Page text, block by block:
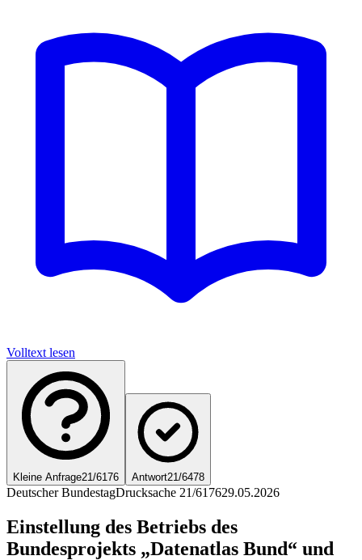
Volltext lesen
Kleine Anfrage21/6176 Antwort21/6478
Deutscher BundestagDrucksache 21/617629.05.2026
Einstellung des Betriebs des
Bundesprojekts „Datenatlas Bund“ und